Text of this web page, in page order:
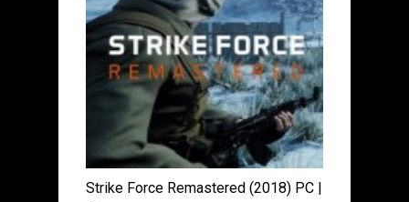
Strike Force Remastered (2018) PC |